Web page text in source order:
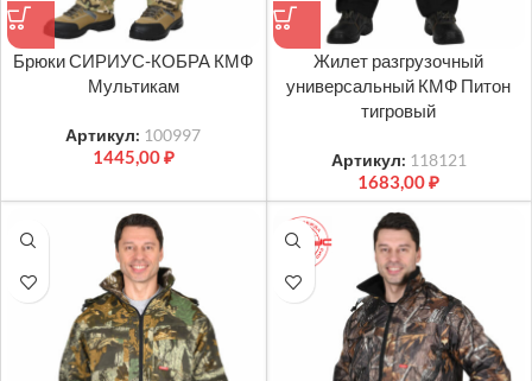
Брюки СИРИУС-КОБРА КМФ
Мультикам
Артикул: 100997
1445,00₽
Жилет разгрузочный
универсальный КМФ Питон
тигровый
Артикул: 118121
1683,00₽